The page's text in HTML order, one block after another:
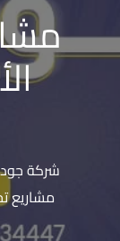
شركة
مشاريع